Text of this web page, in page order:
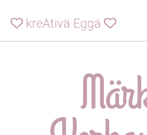
 kreAtivä Eggä 